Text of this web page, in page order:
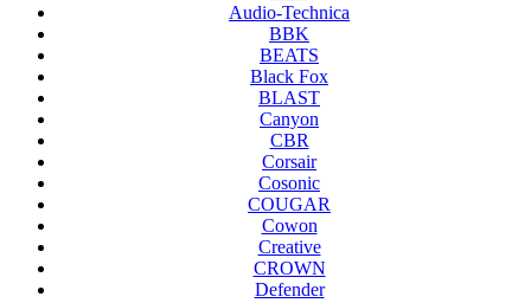
Audio-Technica
BBK
BEATS
Black Fox
BLAST
Canyon
CBR
Corsair
Cosonic
COUGAR
Cowon
Creative
CROWN
Defender